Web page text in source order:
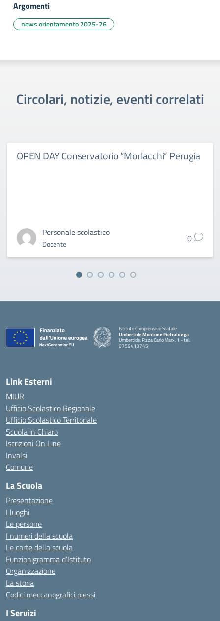
Argomenti
news orientamento 2025-26
Circolari, notizie, eventi correlati
OPEN DAY Conservatorio “Morlacchi” Perugia
Personale scolastico
Docente 0
Istituto Comprensivo Statale
Umbertide Montone Pietralunga
Umbertide: P.zza Carlo Marx, 1 - tel.
0759413745
Link Esterni
MIUR
Ufficio Scolastico Regionale
Ufficio Scolastico Territoriale
Scuola in Chiaro
Iscrizioni On Line
Invalsi
Comune
La Scuola
Presentazione
I luoghi
Le persone
I numeri della scuola
Le carte della scuola
Funzionigramma d’Istituto
Organizzazione
La storia
Codici meccanografici plessi
I Servizi